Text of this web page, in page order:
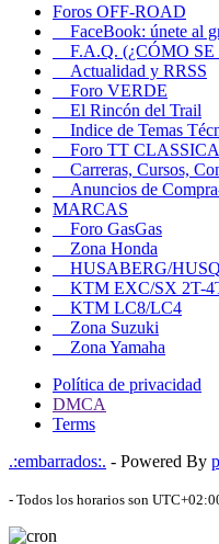
Foros OFF-ROAD
FaceBook: únete al
F.A.Q. (¿CÓMO SE
Actualidad y RRSS
Foro VERDE
El Rincón del Trail
Indice de Temas
Foro TT
Carreras, Cursos,
Anuncios de
MARCAS
Foro GasGas
Zona Honda
HUSABERG/
KTM EXC/SX 2T-
KTM LC8/LC4
Zona Suzuki
Zona Yamaha
Política de privacidad
DMCA
Terms
.:embarrados:. - Powered By
- Todos los horarios son